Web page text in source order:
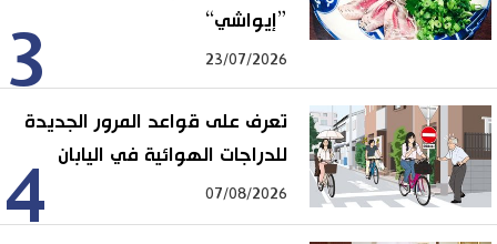
3
”إيواشي“
23/07/2026
4
تعرف على قواعد المرور الجديدة
للدراجات الهوائية في اليابان
07/08/2026